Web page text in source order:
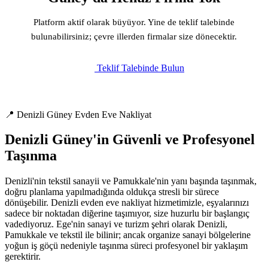
Platform aktif olarak büyüyor. Yine de teklif talebinde
bulunabilirsiniz; çevre illerden firmalar size dönecektir.
Teklif Talebinde Bulun
📍 Denizli Güney Evden Eve Nakliyat
Denizli Güney'in Güvenli ve Profesyonel
Taşınma
Denizli'nin tekstil sanayii ve Pamukkale'nin yanı başında taşınmak,
doğru planlama yapılmadığında oldukça stresli bir sürece
dönüşebilir. Denizli evden eve nakliyat hizmetimizle, eşyalarınızı
sadece bir noktadan diğerine taşımıyor, size huzurlu bir başlangıç
vadediyoruz. Ege'nin sanayi ve turizm şehri olarak Denizli,
Pamukkale ve tekstil ile bilinir; ancak organize sanayi bölgelerine
yoğun iş göçü nedeniyle taşınma süreci profesyonel bir yaklaşım
gerektirir.